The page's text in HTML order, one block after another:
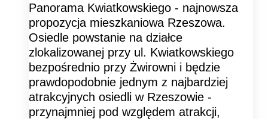
Panorama Kwiatkowskiego - najnowsza
propozycja mieszkaniowa Rzeszowa.
Osiedle powstanie na działce
zlokalizowanej przy ul. Kwiatkowskiego
bezpośrednio przy Żwirowni i będzie
prawdopodobnie jednym z najbardziej
atrakcyjnych osiedli w Rzeszowie -
przynajmniej pod względem atrakcji,